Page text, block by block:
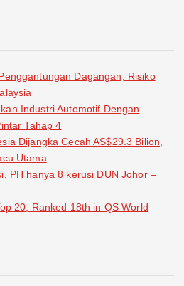
Dagangan, Risiko
Industri Automotif Dengan
Tahap 4
Dijangka Cecah AS$29.3 Bilion,
Utama
PH hanya 8 kerusi DUN Johor –
20, Ranked 18th in QS World